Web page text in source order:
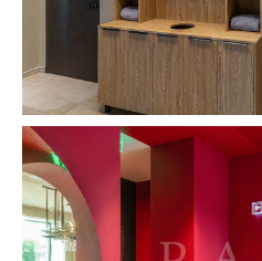
Максим Дёмин
Директор по развитию Rada Doors
+7 (937) 272-58-68
m.demin@radadoors.ru
Сергей Дёмкин
Контакты